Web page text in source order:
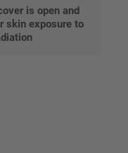
is open and
skin exposure to